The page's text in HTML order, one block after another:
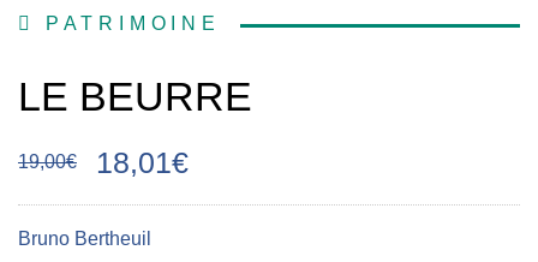
PATRIMOINE
LE BEURRE
19,00€ 18,01€
Bruno Bertheuil